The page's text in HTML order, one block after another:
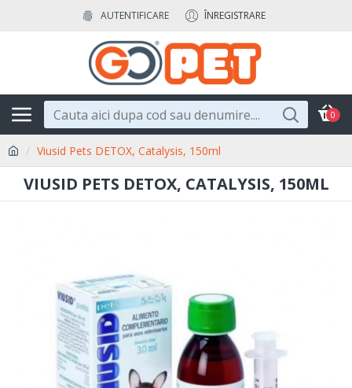
AUTENTIFICARE ÎNREGISTRARE
0
Viusid Pets DETOX, Catalysis, 150ml
VIUSID PETS DETOX, CATALYSIS, 150ML